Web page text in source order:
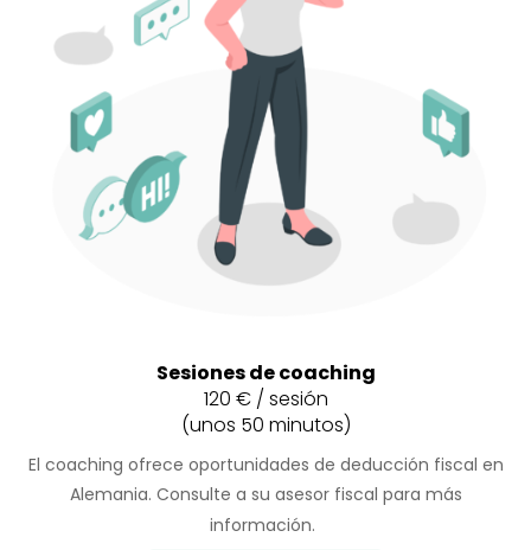
Sesiones de coaching
120 € /sesión
(unos 50 minutos)
El coaching ofrece oportunidades de deducción fiscal en
Alemania. Consulte a su asesor fiscal para más
información.